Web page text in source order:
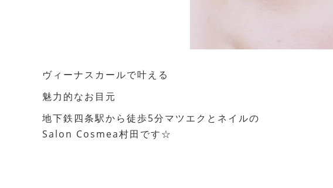
ヴィーナスカールで叶える
魅力的なお目元
地下鉄四条駅から徒歩5分マツエクとネイルの
Salon Cosmea村田です☆